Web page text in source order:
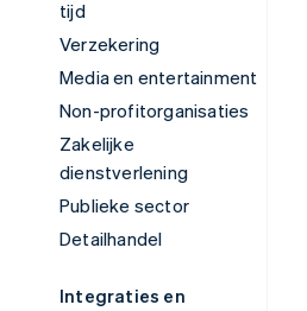
tijd
Verzekering
Media en entertainment
Non-profitorganisaties
Zakelijke
dienstverlening
Publieke sector
Detailhandel
Integraties en